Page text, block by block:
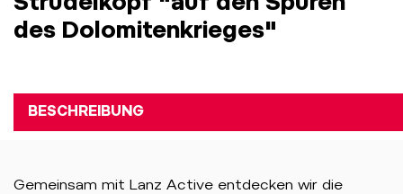
des Dolomitenkrieges"
BESCHREIBUNG
Gemeinsam mit Lanz Active entdecken wir die